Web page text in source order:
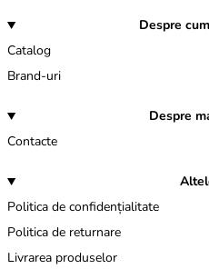
Despre
Catalog
Brand-uri
Despre
Contacte
Politica de confidențialitate
Politica de returnare
Livrarea produselor